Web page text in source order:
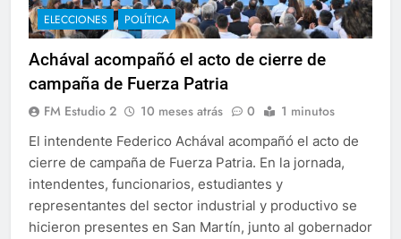
ELECCIONES POLÍTICA
Achával acompañó el acto de cierre de
campaña de Fuerza Patria
FM Estudio 2 10 meses atrás 0 1 minutos
El intendente Federico Achával acompañó el acto de
cierre de campaña de Fuerza Patria. En la jornada,
intendentes, funcionarios, estudiantes y
representantes del sector industrial y productivo se
hicieron presentes en San Martín, junto al gobernador